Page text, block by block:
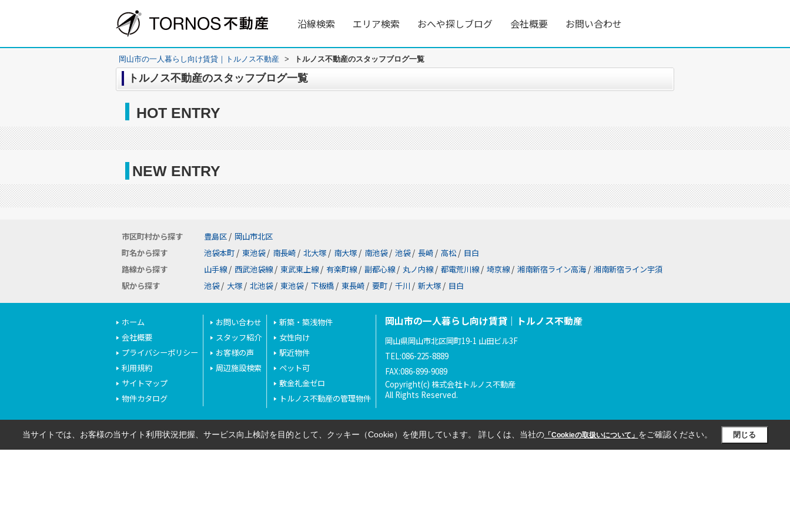
沿線検索 エリア検索 おへや探しブログ 会社概要 お問い合わせ
岡山市の一人暮らし向け賃貸｜トルノス不動産 > トルノス不動産のスタッフブログ一覧
トルノス不動産のスタッフブログ一覧
HOT ENTRY
NEW ENTRY
市区町村から探す 豊島区 / 岡山市北区
町名から探す
池袋本町 / 東池袋 / 南長崎 / 北大塚 / 南大塚 / 南池袋 / 池袋 / 長崎 / 高松 / 目白
路線から探す
山手線 / 西武池袋線 / 東武東上線 / 有楽町線 / 副都心線 / 丸ノ内線 / 都電荒川線 / 埼京線 / 湘南新宿ライン高海 / 湘南新宿ライン宇須
駅から探す
池袋 / 大塚 / 北池袋 / 東池袋 / 下板橋 / 東長崎 / 要町 / 千川 / 新大塚 / 目白
ホーム
会社概要
プライバシーポリシー
利用規約
サイトマップ
物件カタログ
お問い合わせ
スタッフ紹介
お客様の声
周辺施設検索
新築・築浅物件
女性向け
駅近物件
ペット可
敷金礼金ゼロ
トルノス不動産の管理物件
岡山市の一人暮らし向け賃貸｜トルノス不動産
岡山県岡山市北区岡町19-1 山田ビル3F
TEL:086-225-8889
FAX:086-899-9089
Copyright(c) 株式会社トルノス不動産
All Rights Reserved.
当サイトでは、お客様の当サイト利用状況把握、サービス向上検討を目的として、クッキー（Cookie）を使用しています。 詳しくは、当社の「Cookieの取扱いについて」 をご確認ください。 閉じる